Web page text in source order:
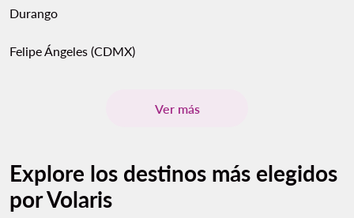
Durango
Felipe Ángeles (CDMX)
Ver más
Explore los destinos más elegidos
por Volaris